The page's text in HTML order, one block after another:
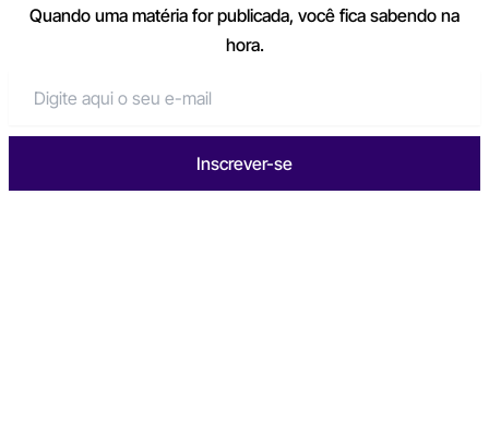
Quando uma matéria for publicada, você fica sabendo na
hora.
Inscrever-se